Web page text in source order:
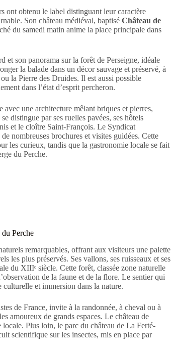
ont obtenu le label distinguant leur caractère
Son château médiéval, baptisé Château de
du samedi matin anime la place principale dans
et son panorama sur la forêt de Perseigne, idéale
la balade dans un décor sauvage et préservé, à
la Pierre des Druides. Il est aussi possible
dans l’état d’esprit percheron.
une architecture mêlant briques et pierres,
distingue par ses ruelles pavées, ses hôtels
et le cloître Saint-François. Le Syndicat
nombreuses brochures et visites guidées. Cette
les curieux, tandis que la gastronomie locale se fait
du Perche.
du Perche
remarquables, offrant aux visiteurs une palette
les plus préservés. Ses vallons, ses ruisseaux et ses
du XIIIᵉ siècle. Cette forêt, classée zone naturelle
de la faune et de la flore. Le sentier qui
et immersion dans la nature.
de France, invite à la randonnée, à cheval ou à
amoureux de grands espaces. Le château de
Plus loin, le parc du château de La Ferté-
scientifique sur les insectes, mis en place par